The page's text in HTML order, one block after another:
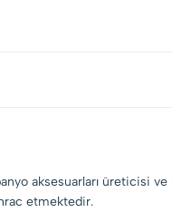
aksesuarları üreticisi ve
etmektedir.